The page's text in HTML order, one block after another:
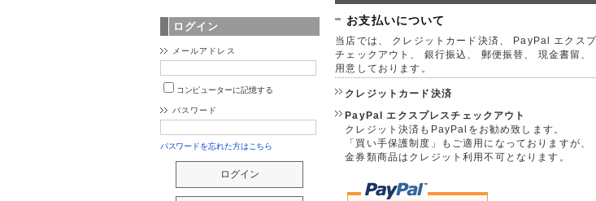
お支払いについて
当店では、 クレジットカード決済、 PayPal エクスプ
チェックアウト、 銀行振込、 郵便振替、 現金書留、
用意しております。
クレジットカード決済
PayPal エクスプレスチェックアウト
クレジット決済もPayPalをお勧め致します。
「買い手保護制度」もご適用になっておりますが、
金券類商品はクレジット利用不可となります。
ログイン
メールアドレス
コンピューターに記憶する
パスワード
パスワードを忘れた方はこちら